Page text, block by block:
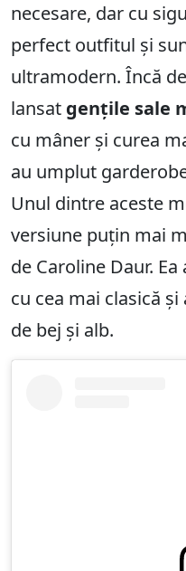
necesare, dar cu
perfect outfitul și
ultramodern. Încă
lansat gențile sale
cu mâner și curea
au umplut
Unul dintre aceste
versiune puțin mai
de Caroline Daur.
cu cea mai clasică
de bej și alb.